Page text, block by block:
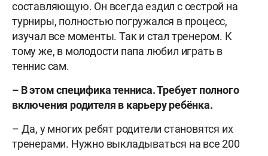
составляющую. Он всегда ездил с сестрой на
турниры, полностью погружался в процесс,
изучал все моменты. Так и стал тренером. К
тому же, в молодости папа любил играть в
теннис сам.
– В этом специфика тенниса. Требует полного
включения родителя в карьеру ребёнка.
– Да, у многих ребят родители становятся их
тренерами. Нужно выкладываться на все 200